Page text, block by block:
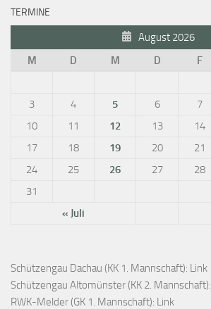
TERMINE
August 2026
M
D M D F
3
4 5 6 7
10
11 12 13 14
17
18 19 20 21
24
25 26 27 28
31
« Juli
Schützengau Dachau (KK 1. Mannschaft): Link
Schützengau Altomünster (KK 2. Mannschaft):
RWK-Melder (GK 1. Mannschaft): Link